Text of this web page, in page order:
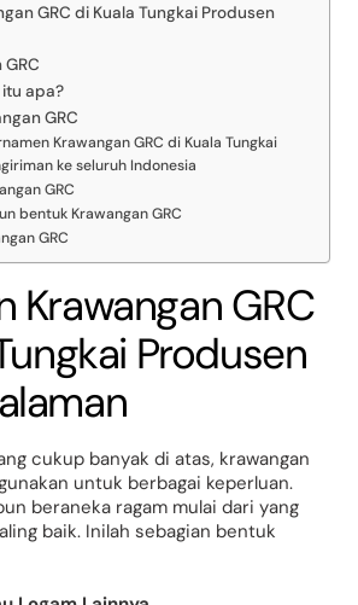
GRC di Kuala Tungkai Produsen
itu apa?
GRC
Krawangan GRC di Kuala Tungkai
ke seluruh Indonesia
GRC
bentuk Krawangan GRC
GRC
Krawangan GRC
Produsen
cukup banyak di atas, krawangan
untuk berbagai keperluan.
beraneka ragam mulai dari yang
baik. Inilah sebagian bentuk